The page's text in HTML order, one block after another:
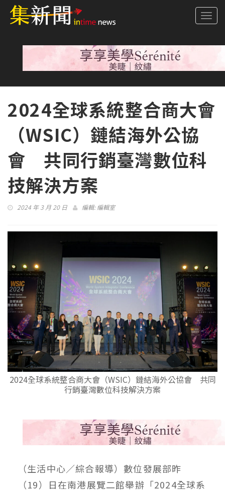
2024全球系統整合商大會
（WSIC）鏈結海外公協
會 共同行銷臺灣數位科
技解決方案
2024 年 3 月 20 日 編輯:編輯室
2024全球系統整合商大會（WSIC）鏈結海外公協會 共同
行銷臺灣數位科技解決方案
（生活中心／綜合報導）數位發展部昨
（19）日在南港展覽二館舉辦「2024全球系